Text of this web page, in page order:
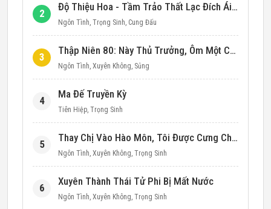
2
Độ Thiệu Hoa - Tầm Trảo Thất Lạc Đích Ái Tình
Ngôn Tình, Trọng Sinh, Cung Đấu
3
Thập Niên 80: Này Thủ Trưởng, Ôm Một Cái Đi!
Ngôn Tình, Xuyên Không, Sủng
4
Ma Đế Truyền Kỳ
Tiên Hiệp, Trọng Sinh
5
Thay Chị Vào Hào Môn, Tôi Được Cưng Chiều Hết Mực (Thập Niên 90)
Ngôn Tình, Xuyên Không, Trọng Sinh
6
Xuyên Thành Thái Tử Phi Bị Mất Nước
Ngôn Tình, Xuyên Không, Trọng Sinh